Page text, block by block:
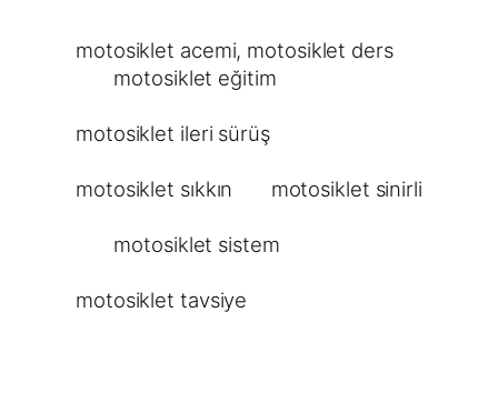
motosiklet acemi, motosiklet ders
motosiklet eğitim
motosiklet ileri sürüş
motosiklet sıkkın motosiklet sinirli
motosiklet sistem
motosiklet tavsiye